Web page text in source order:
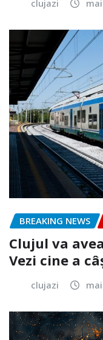
clujazi
BREAKING NEWS
Clujul va
Vezi cine a
clujazi